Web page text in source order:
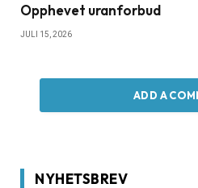
Opphevet uranforbud
JULI 15, 2026
ADD A
NYHETSBREV